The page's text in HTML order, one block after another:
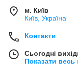
м. Київ
Київ, Україна
Контакти
Сьогодні
Показати весь